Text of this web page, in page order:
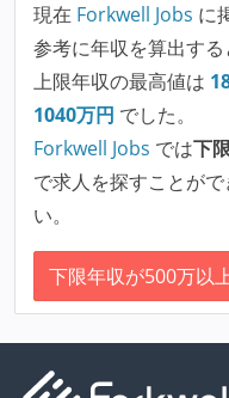
現在 Forkwell Jobs に
参考に年収を算出する
上限年収の最高値は
1040万円 でした。
Forkwell Jobs では下
で求人を探すことが
い。
下限年収が500万以